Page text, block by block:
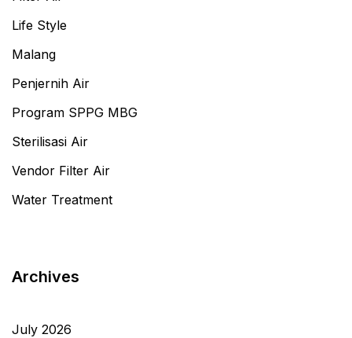
Life Style
Malang
Penjernih Air
Program SPPG MBG
Sterilisasi Air
Vendor Filter Air
Water Treatment
Archives
July 2026